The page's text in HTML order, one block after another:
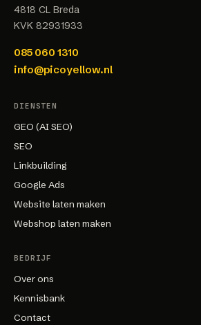
4818 CL Breda
KVK 82931933
085 060 1310
info@picoyellow.nl
DIENSTEN
GEO (AI SEO)
SEO
Linkbuilding
Google Ads
Website laten maken
Webshop laten maken
BEDRIJF
Over ons
Kennisbank
Contact